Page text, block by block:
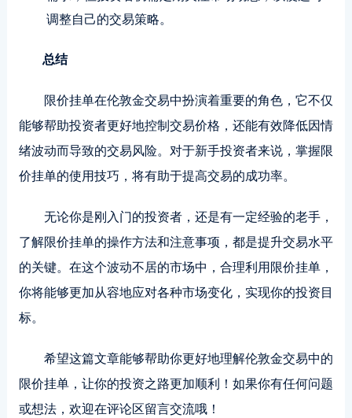
调整自己的交易策略。
总结
限价挂单在伦敦金交易中扮演着重要的角色，它不仅
能够帮助投资者更好地控制交易价格，还能有效降低因情
绪波动而导致的交易风险。对于新手投资者来说，掌握限
价挂单的使用技巧，将有助于提高交易的成功率。
无论你是刚入门的投资者，还是有一定经验的老手，
了解限价挂单的操作方法和注意事项，都是提升交易水平
的关键。在这个波动不居的市场中，合理利用限价挂单，
你将能够更加从容地应对各种市场变化，实现你的投资目
标。
希望这篇文章能够帮助你更好地理解伦敦金交易中的
限价挂单，让你的投资之路更加顺利！如果你有任何问题
或想法，欢迎在评论区留言交流哦！